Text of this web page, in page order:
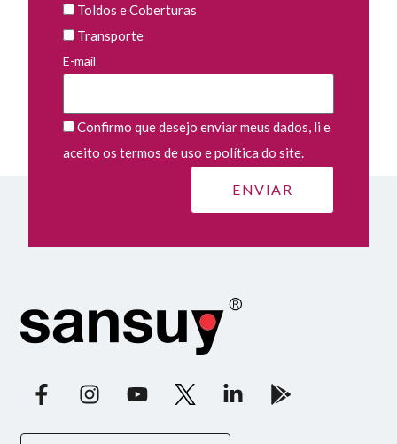
Toldos e Coberturas
Transporte
E-mail
Confirmo que desejo enviar meus dados, li e
aceito os termos de uso e política do site.